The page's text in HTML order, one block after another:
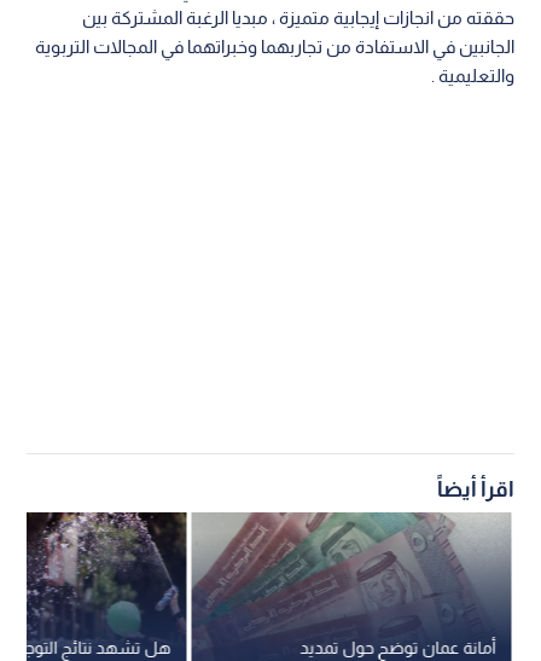
حققته من انجازات إيجابية متميزة ، مبديا الرغبة المشتركة بين
الجانبين في الاستفادة من تجاربهما وخبراتهما في المجالات التربوية
والتعليمية .
اقرأ أيضاً
أمانة عمان توضح حول تمديد